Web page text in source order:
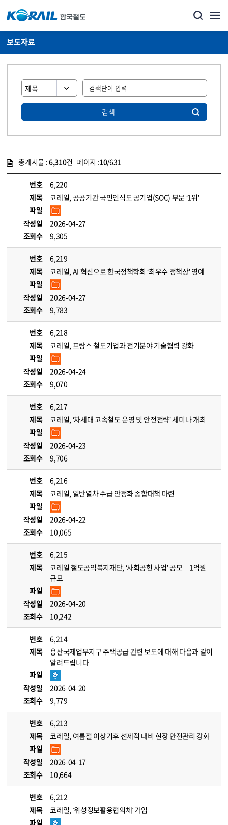
보도자료
검색
총게시물 :6,310건 페이지 :10/631
번호
6,220
제목
코레일, 공공기관 국민인식도 공기업(SOC) 부문 ‘1위’
파일
작성일
2026-04-27
조회수
9,305
번호
6,219
제목
코레일, AI 혁신으로 한국정책학회 ‘최우수 정책상’ 영예
파일
작성일
2026-04-27
조회수
9,783
번호
6,218
제목
코레일, 프랑스 철도기업과 전기분야 기술협력 강화
파일
작성일
2026-04-24
조회수
9,070
번호
6,217
제목
코레일, ‘차세대 고속철도 운영 및 안전전략’ 세미나 개최
파일
작성일
2026-04-23
조회수
9,706
번호
6,216
제목
코레일, 일반열차 수급 안정화 종합대책 마련
파일
작성일
2026-04-22
조회수
10,065
번호
6,215
제목
코레일 철도공익복지재단, ‘사회공헌 사업’ 공모…1억원
규모
파일
작성일
2026-04-20
조회수
10,242
번호
6,214
제목
용산국제업무지구 주택공급 관련 보도에 대해 다음과 같이
알려드립니다
파일
작성일
2026-04-20
조회수
9,779
번호
6,213
제목
코레일, 여름철 이상기후 선제적 대비 현장 안전관리 강화
파일
작성일
2026-04-17
조회수
10,664
번호
6,212
제목
코레일, ‘위성정보활용협의체’ 가입
파일